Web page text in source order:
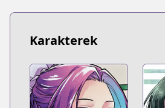
Karakterek